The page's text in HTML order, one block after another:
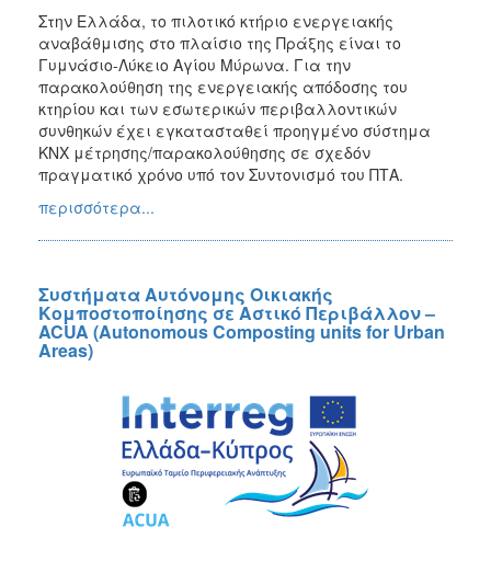
Στην Ελλάδα, το πιλοτικό κτήριο ενεργειακής
αναβάθμισης στο πλαίσιο της Πράξης είναι το
Γυμνάσιο-Λύκειο Αγίου Μύρωνα. Για την
παρακολούθηση της ενεργειακής απόδοσης του
κτηρίου και των εσωτερικών περιβαλλοντικών
συνθηκών έχει εγκατασταθεί προηγμένο σύστημα
KNX μέτρησης/παρακολούθησης σε σχεδόν
πραγματικό χρόνο υπό τον Συντονισμό του ΠΤΑ.
περισσότερα...
Συστήματα Αυτόνομης Οικιακής
Κομποστοποίησης σε Αστικό Περιβάλλον –
ACUA (Autonomous Composting units for Urban
Areas)